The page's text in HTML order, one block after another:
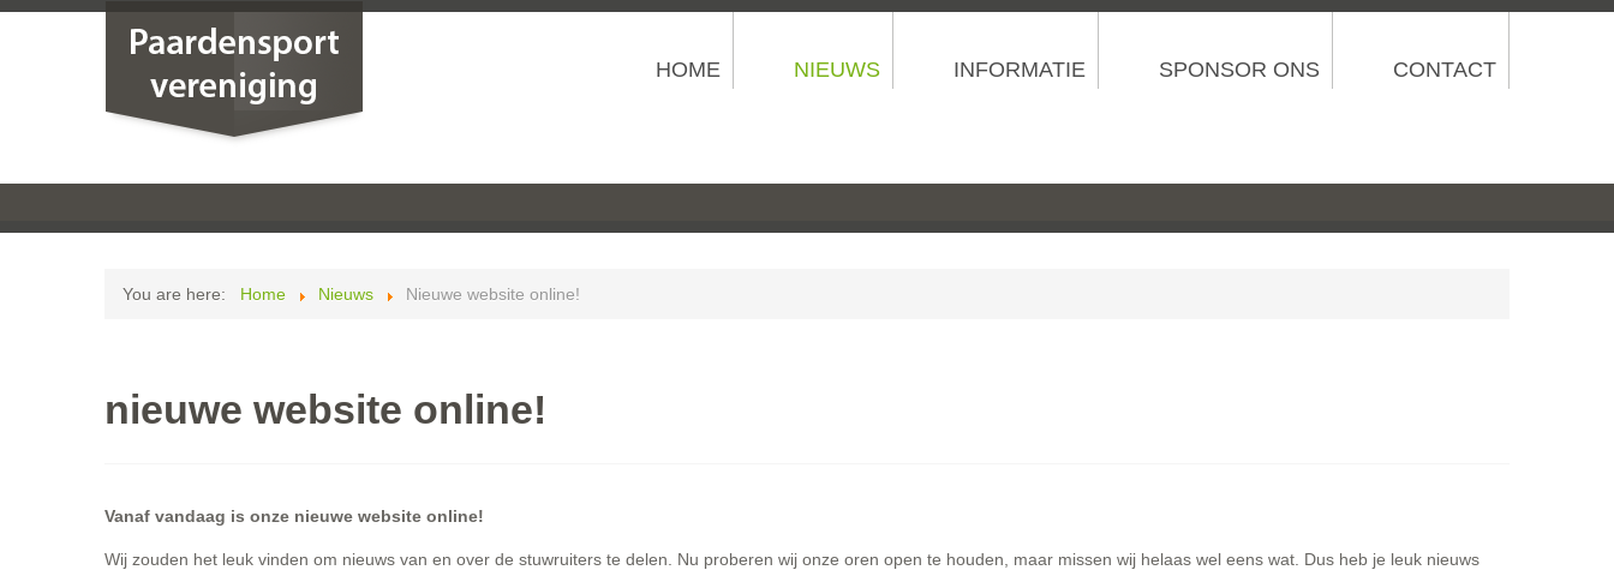
HOME NIEUWS INFORMATIE SPONSOR ONS CONTACT
You are here: Home Nieuws Nieuwe website online!
nieuwe website online!
Vanaf vandaag is onze nieuwe website online!
Wij zouden het leuk vinden om nieuws van en over de stuwruiters te delen. Nu proberen wij onze oren open te houden, maar missen wij helaas wel eens wat. Dus heb je leuk nieuws